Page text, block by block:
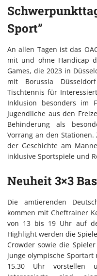
Sport”
An allen Tagen ist das
mit und ohne Handicap
Games, die 2023 in
mit Borussia
Tischtennis für
Inklusion besonders im
Jugendliche aus den
Behinderung als
Vorrang an den Stationen.
der Geschichte am
inklusive Sportspiele und
Neuheit 3×3
Die amtierenden
kommen mit Cheftrainer
von 13 bis 19 Uhr auf
Highlight werden die
Crowder sowie die
junge olympische Sportart
15.30 Uhr vorstellen